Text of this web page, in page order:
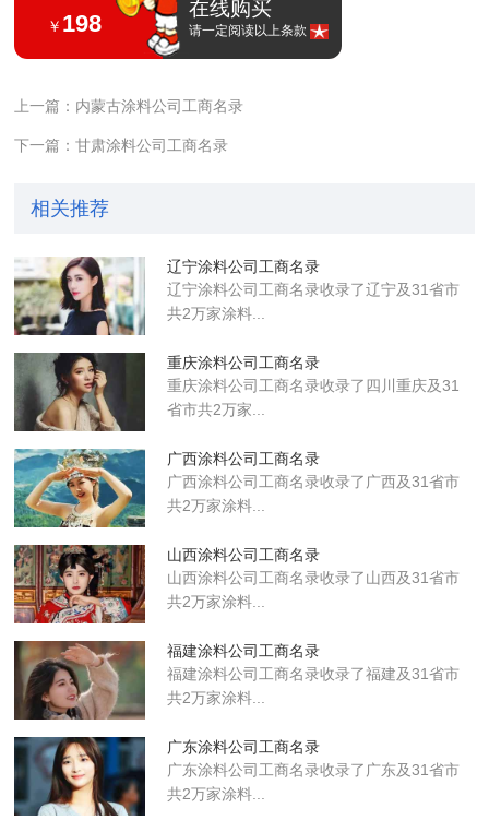
￥ 198
在线购买
请一定阅读以上条款
上一篇：内蒙古涂料公司工商名录
下一篇：甘肃涂料公司工商名录
相关推荐
辽宁涂料公司工商名录
辽宁涂料公司工商名录收录了辽宁及31省市
共2万家涂料...
重庆涂料公司工商名录
重庆涂料公司工商名录收录了四川重庆及31
省市共2万家...
广西涂料公司工商名录
广西涂料公司工商名录收录了广西及31省市
共2万家涂料...
山西涂料公司工商名录
山西涂料公司工商名录收录了山西及31省市
共2万家涂料...
福建涂料公司工商名录
福建涂料公司工商名录收录了福建及31省市
共2万家涂料...
广东涂料公司工商名录
广东涂料公司工商名录收录了广东及31省市
共2万家涂料...